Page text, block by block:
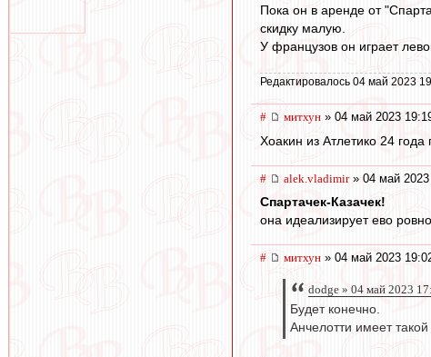
Пока он в аренде от
скидку малую.
У французов он играет
Редактировалось 04 май 2023
# митхун » 04 май 2023
Хоакин из Атлетико 24
# alek.vladimir» 04 май 2023
Спартачек-Казачек!
она идеализирует ево
# митхун » 04 май 2023
dodge » 04 май 2023
Будет конечно.
Анчелотти имеет